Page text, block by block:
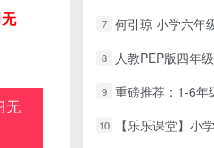
无
7 何引琼 小学六年
8 人教PEP版四年级下册英语
9 重磅推荐：1-6年级全套的
10 【乐乐课堂】小学数学同步学1-6年级全套动